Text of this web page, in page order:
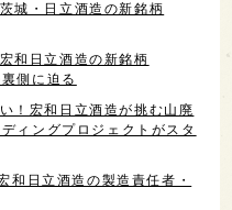
城・日立酒造の新銘柄
和日立酒造の新銘柄
側に迫る
！宏和日立酒造が挑む山廃
ィングプロジェクトがスタ
和日立酒造の製造責任者・